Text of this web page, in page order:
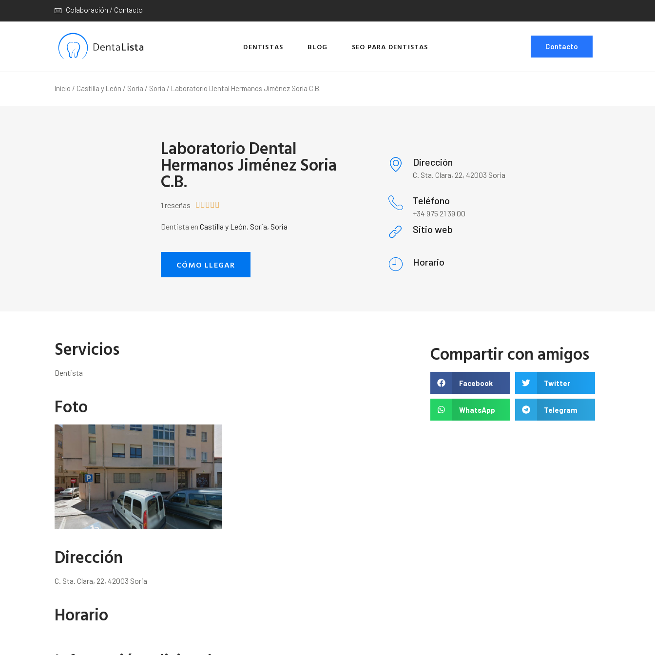
Colaboración / Contacto
DENTISTAS BLOG SEO PARA DENTISTAS Contacto
Inicio / Castilla y León / Soria / Soria / Laboratorio Dental Hermanos Jiménez Soria C.B.
Laboratorio Dental
Hermanos Jiménez Soria
C.B.
1 reseñas     
Dentista enCastilla y León, Soria, Soria
CÓMO LLEGAR
Dirección
C. Sta. Clara, 22, 42003 Soria
Teléfono
+34 975 21 39 00
Sitio web
Horario
Servicios
Dentista
Foto
Dirección
C. Sta. Clara, 22, 42003 Soria
Horario
Compartir con amigos
Facebook Twitter
WhatsApp Telegram